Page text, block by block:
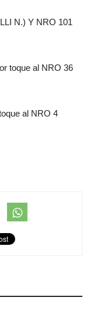
N.) Y NRO 101
toque al NRO 36
al NRO 4